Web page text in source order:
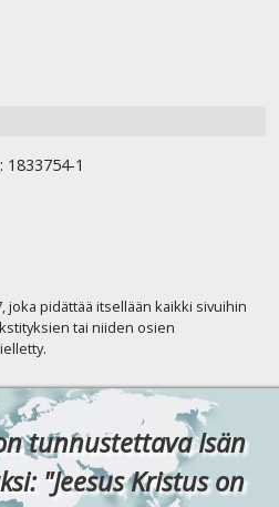
1
joka pidättää itsellään kaikki sivuihin
tai niiden osien
tunnustettava Isän
"Jeesus Kristus on